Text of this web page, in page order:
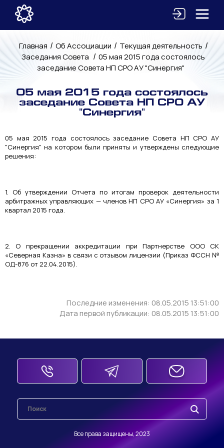
Главная / Об Ассоциации / Текущая деятельность /
Заседания Совета / 05 мая 2015 года состоялось
заседание Совета НП СРО АУ "Синергия"
05 мая 2015 года состоялось
заседание Совета НП СРО АУ
"Синергия"
05 мая 2015 года состоялось заседание Совета НП СРО АУ
"Синергия" на котором были приняты и утверждены следующие
решения:
1. Об утверждении Отчета по итогам проверок деятельности
арбитражных управляющих — членов НП СРО АУ «Синергия» за 1
квартал 2015 года.
2. О прекращении аккредитации при Партнерстве ООО СК
«Северная Казна» в связи с отзывом лицензии (Приказ ФССН №
ОД-876 от 22.04.2015).
Последние изменения: 08.05.2015 13:51:00
Дата первой публикации: 08.05.2015 13:51:00
Все права защищены, 2023